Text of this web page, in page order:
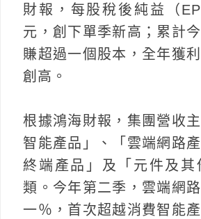
財報，每股稅後純益（
元，創下單季新高；累計
賺超過一個股本，全年獲
創高。
根據鴻海財報，集團營收
智能產品」、「雲端網路
終端產品」及「元件及其
類。今年第二季，雲端網
一％，首次超越消費智能